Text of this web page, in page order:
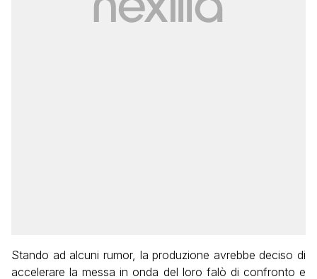
Stando ad alcuni rumor, la produzione avrebbe deciso di
accelerare la messa in onda del loro falò di confronto e